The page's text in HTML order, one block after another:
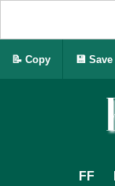
FF
📝 Copy 💾 Save